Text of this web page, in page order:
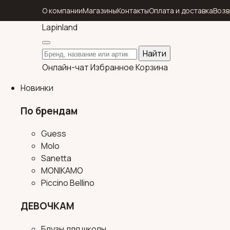
О компанииМагазиныКонтактыОплата и доставка
Lapinland
Поиск по каталогу
Найти
Онлайн-чатИзбранноеКорзина
Новинки
По брендам
Guess
Molo
Sanetta
MONIKAMO
Piccino Bellino
ДЕВОЧКАМ